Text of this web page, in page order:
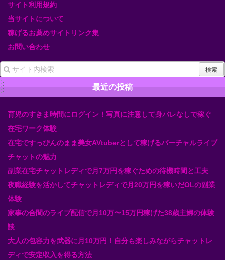
サイト利用規約
当サイトについて
稼げるお薦めサイトリンク集
お問い合わせ
最近の投稿
育児のすきま時間にログイン！写真に注意して身バレなしで稼ぐ
在宅ワーク体験
在宅ですっぴんのまま美女AVtuberとして稼げるバーチャルライブ
チャットの魅力
副業在宅チャットレディで月7万円を稼ぐための待機時間と工夫
夜職経験を活かしてチャットレディで月20万円を稼いだOLの副業
体験
家事の合間のライブ配信で月10万〜15万円稼げた38歳主婦の体験
談
大人の包容力を武器に月10万円！自分も楽しみながらチャットレ
ディで安定収入を得る方法